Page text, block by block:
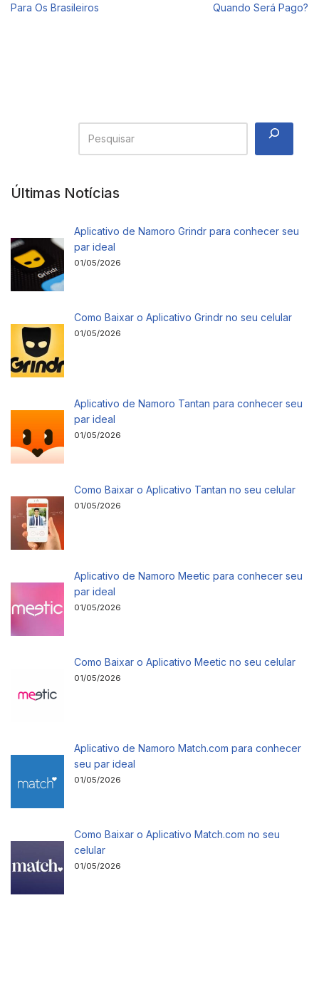
Para Os Brasileiros
Quando Será Pago?
Últimas Notícias
Aplicativo de Namoro Grindr para conhecer seu
par ideal
01/05/2026
Como Baixar o Aplicativo Grindr no seu celular
01/05/2026
Aplicativo de Namoro Tantan para conhecer seu
par ideal
01/05/2026
Como Baixar o Aplicativo Tantan no seu celular
01/05/2026
Aplicativo de Namoro Meetic para conhecer seu
par ideal
01/05/2026
Como Baixar o Aplicativo Meetic no seu celular
01/05/2026
Aplicativo de Namoro Match.com para conhecer
seu par ideal
01/05/2026
Como Baixar o Aplicativo Match.com no seu
celular
01/05/2026